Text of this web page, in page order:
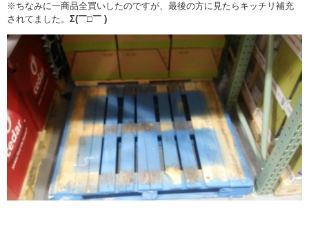
※ちなみに一商品全買いしたのですが、最後の方に見たらキッチリ補充
されてました。 Σ(￣□￣ )